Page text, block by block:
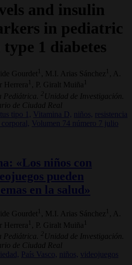
and insulin
in pediatric
1 diabetes
Gourdet 1 , M.I. Arias Sánchez 1
, A.
Herrera 1 , P. Giralt Muiña 1
Pediátrica. 2 Unidad de Investigación.
de Ciudad Real
tipo 1, Vitamina D, niños,
resistencia
Volumen 74 número 7 julio
«Los niños con
pueden
en la salud»
Gourdet 1 , M.I. Arias Sánchez 1
, A.
Herrera 1 , P. Giralt Muiña 1
Pediátrica. 2 Unidad de Investigación.
de Ciudad Real
País Vasco, niños, videojuegos